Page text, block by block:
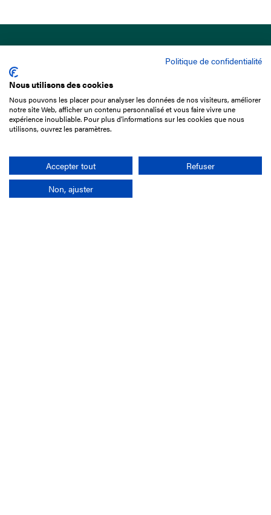
15 Boulevard de Douaumont
75017 Paris
01 49 10 20 29
Rechercher
Politique de confidentialité
Nous utilisons des cookies
Nous pouvons les placer pour analyser les données de nos visiteurs, améliorer
notre site Web, afficher un contenu personnalisé et vous faire vivre une
expérience inoubliable. Pour plus d'informations sur les cookies que nous
utilisons, ouvrez les paramètres.
Accepter tout
Refuser
Non, ajuster